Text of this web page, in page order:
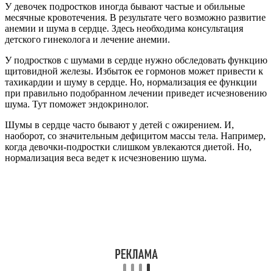
У девочек подростков иногда бывают частые и обильные
месячные кровотечения. В результате чего возможно развитие
анемии и шума в сердце. Здесь необходима консультация
детского гинеколога и лечение анемии.
У подростков с шумами в сердце нужно обследовать функцию
щитовидной железы. Избыток ее гормонов может привести к
тахикардии и шуму в сердце. Но, нормализация ее функции
при правильно подобранном лечении приведет исчезновению
шума. Тут поможет эндокринолог.
Шумы в сердце часто бывают у детей с ожирением. И,
наоборот, со значительным дефицитом массы тела. Например,
когда девочки-подростки слишком увлекаются диетой. Но,
нормализация веса ведет к исчезновению шума.